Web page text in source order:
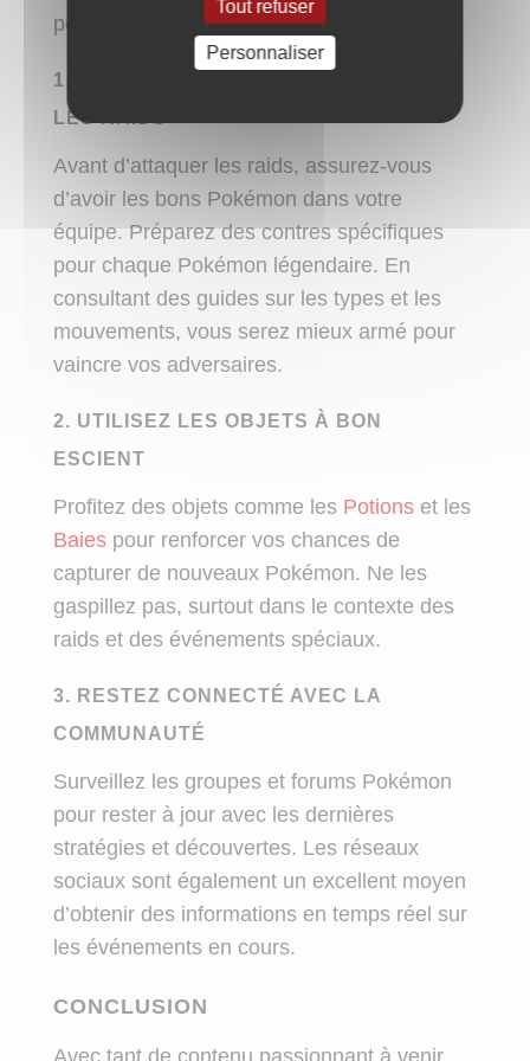
pour les dresseurs :
1. PRÉPAREZ VOTRE ÉQUIPE AVANT
LES RAIDS
Avant d’attaquer les raids, assurez-vous
d’avoir les bons Pokémon dans votre
équipe. Préparez des contres spécifiques
pour chaque Pokémon légendaire. En
consultant des guides sur les types et les
mouvements, vous serez mieux armé pour
vaincre vos adversaires.
2. UTILISEZ LES OBJETS À BON
ESCIENT
Profitez des objets comme les Potionset les
Baiespour renforcer vos chances de
capturer de nouveaux Pokémon. Ne les
gaspillez pas, surtout dans le contexte des
raids et des événements spéciaux.
3. RESTEZ CONNECTÉ AVEC LA
COMMUNAUTÉ
Surveillez les groupes et forums Pokémon
pour rester à jour avec les dernières
stratégies et découvertes. Les réseaux
sociaux sont également un excellent moyen
d’obtenir des informations en temps réel sur
les événements en cours.
CONCLUSION
Avec tant de contenu passionnant à venir
Tout refuser
Personnaliser